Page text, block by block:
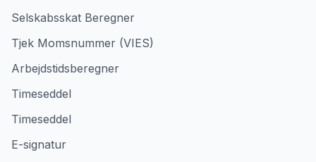
Selskabsskat Beregner
Tjek Momsnummer (VIES)
Arbejdstidsberegner
Timeseddel
Timeseddel
E-signatur